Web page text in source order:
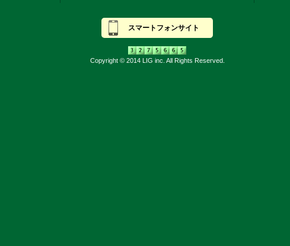
スマートフォンサイト
Copyright © 2014 LIG inc. All Rights Reserved.